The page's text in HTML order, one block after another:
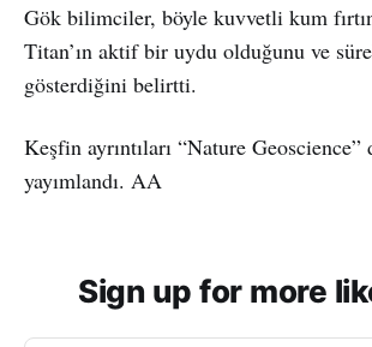
Gök bilimciler, böyle kuvvetli kum
Titan’ın aktif bir uydu olduğunu ve
gösterdiğini belirtti.
Keşfin ayrıntıları “Nature Geoscience”
yayımlandı. AA
Sign up for more